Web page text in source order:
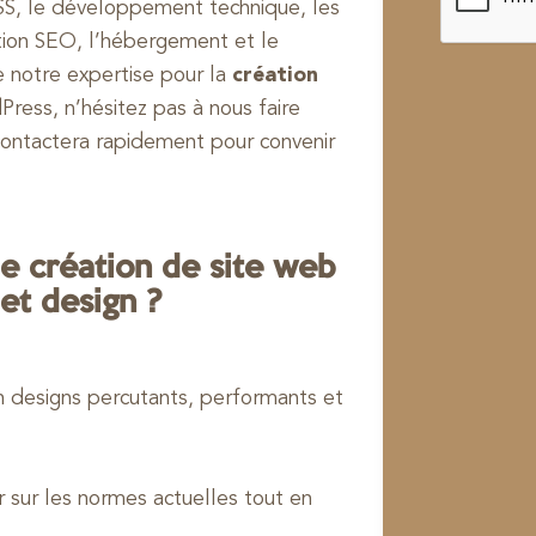
le développement technique, les
SEO, l’hébergement et le
notre expertise pour la création
n’hésitez pas à nous faire
rapidement pour convenir
création de site web
design ?
designs percutants, performants et
sur les normes actuelles tout en